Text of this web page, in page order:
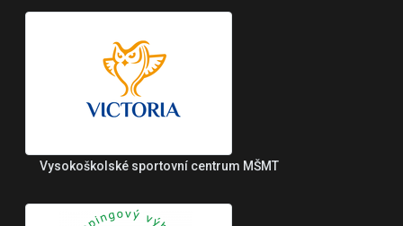
Vysokoškolské sportovní centrum MŠMT